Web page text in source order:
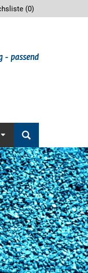
(0)
- passend